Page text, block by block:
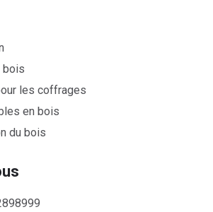
bois
les coffrages
en bois
du bois